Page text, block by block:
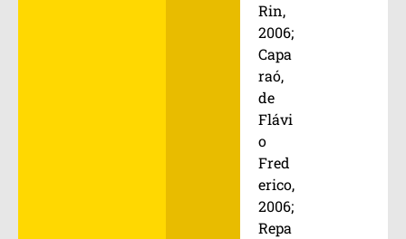
Rin,
2006;
Capa
raó,
de
Flávi
o
Fred
erico,
2006;
Repa